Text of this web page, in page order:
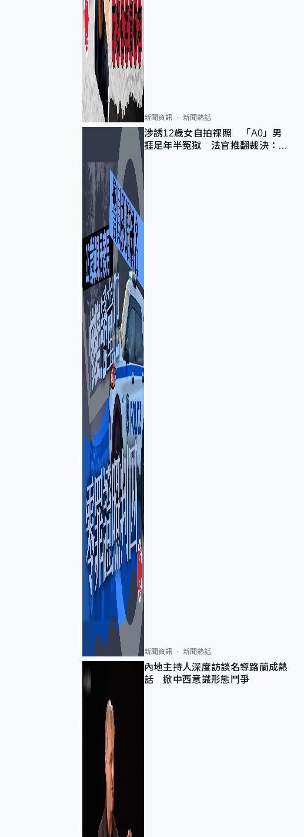
新聞資訊 新聞熱話
涉誘12歲女自拍祼照 「A0」男
捱足年半冤獄 法官推翻裁決：抄
新聞資訊 新聞熱話
內地主持人深度訪談名導路蘭成熱
話 掀中西意識形態鬥爭